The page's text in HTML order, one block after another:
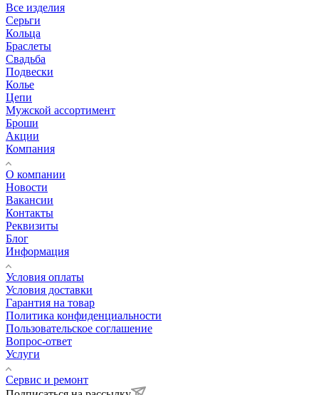
Все изделия
Серьги
Кольца
Браслеты
Свадьба
Подвески
Колье
Цепи
Мужской ассортимент
Броши
Акции
Компания
О компании
Новости
Вакансии
Контакты
Реквизиты
Блог
Информация
Условия оплаты
Условия доставки
Гарантия на товар
Политика конфиденциальности
Пользовательское соглашение
Вопрос-ответ
Услуги
Сервис и ремонт